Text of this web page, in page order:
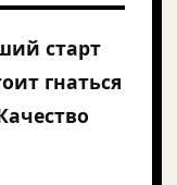
старт
гнаться